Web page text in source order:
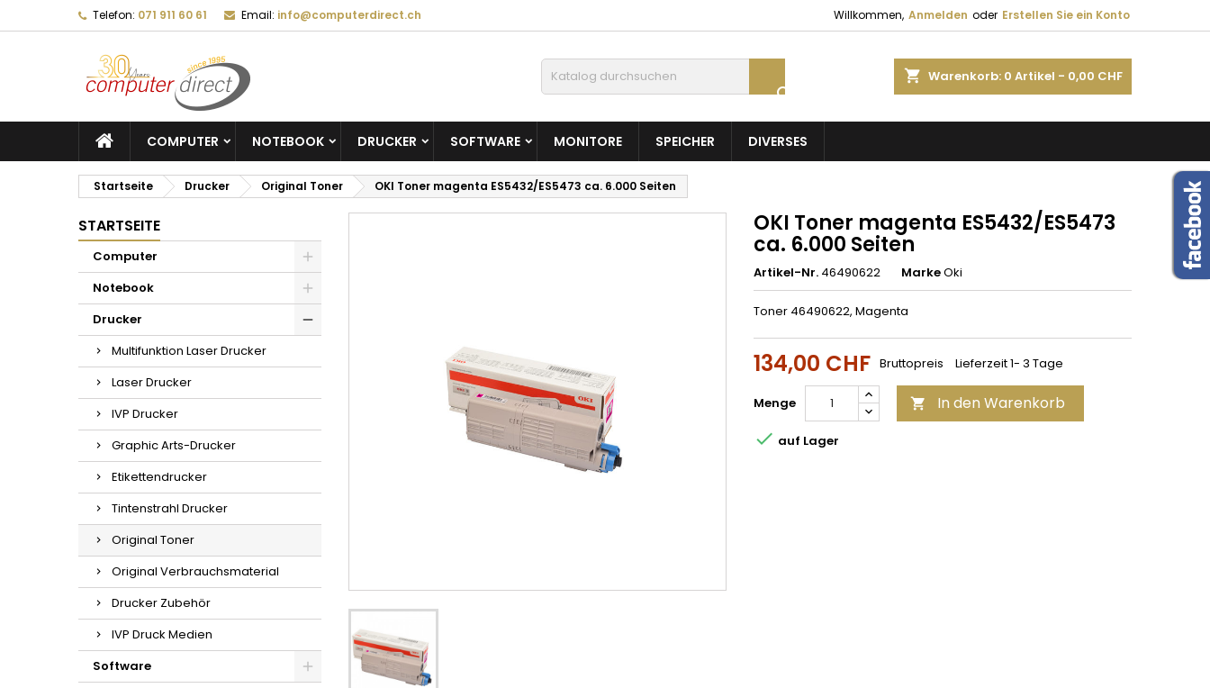
Telefon: 071 911 60 61 Email: info@computerdirect.ch Willkommen, Anmelden oder Erstellen Sie ein Konto
shopping_cart Warenkorb: 0 Artikel - 0,00 CHF

COMPUTER NOTEBOOK DRUCKER SOFTWARE MONITORE SPEICHER DIVERSES
Startseite Drucker Original Toner OKI Toner magenta ES5432/ES5473 ca. 6.000 Seiten
STARTSEITE
Computer
Notebook
Drucker
Multifunktion Laser Drucker
Laser Drucker
IVP Drucker
Graphic Arts-Drucker
Etikettendrucker
Tintenstrahl Drucker
Original Toner
Original Verbrauchsmaterial
Drucker Zubehör
IVP Druck Medien
Software
OKI Toner magenta ES5432/ES5473
ca. 6.000 Seiten
Artikel-Nr. 46490622 MarkeOki
Toner 46490622, Magenta
134,00 CHF Bruttopreis Lieferzeit 1- 3 Tage
Menge  In den Warenkorb
 auf Lager